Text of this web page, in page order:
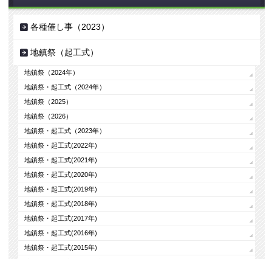
各種催し事（2023）
地鎮祭（起工式）
地鎮祭（2024年）
地鎮祭・起工式（2024年）
地鎮祭（2025）
地鎮祭（2026）
地鎮祭・起工式（2023年）
地鎮祭・起工式(2022年)
地鎮祭・起工式(2021年)
地鎮祭・起工式(2020年)
地鎮祭・起工式(2019年)
地鎮祭・起工式(2018年)
地鎮祭・起工式(2017年)
地鎮祭・起工式(2016年)
地鎮祭・起工式(2015年)